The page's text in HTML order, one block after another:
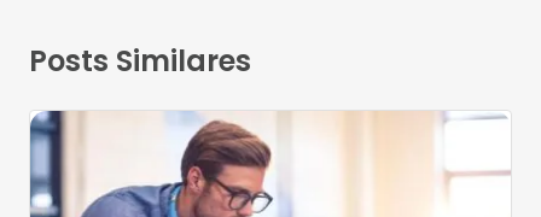
Posts Similares